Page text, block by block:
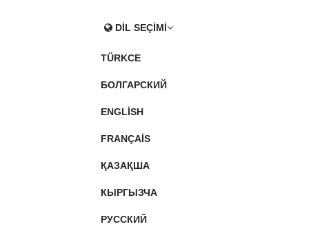
DIL SEÇIMI
TÜRKCE
БОЛГАРСКИЙ
ENGLISH
FRANÇAIS
ҚАЗАҚША
КЫРГЫЗЧА
РУССКИЙ